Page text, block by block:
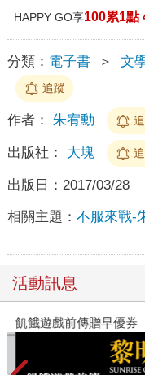
HAPPY GO享100累1點
分類： 電子書 ＞ 文
追蹤
作者： 朱宥勳
出版社： 大塊
出版日： 2017/03/28
相關主題： 不服來戰-
活動訊息
飢餓遊戲前傳贈早優券